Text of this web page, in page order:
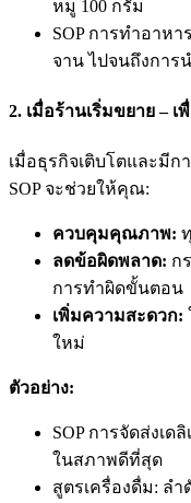
หมู 100 กรัม
SOP การทำอาห
จาน ไปจนถึงการ
2. เมื่อร้านเริ่มขยาย –
เมื่อธุรกิจเติบโตและมี
SOP จะช่วยให้คุณ:
ควบคุมคุณภาพ:
ลดข้อผิดพลาด: ก
การทำผิดขั้นตอน
เพิ่มความสะดวก:
ใหม่
ตัวอย่าง:
SOP การจัดส่งเ
ในสภาพดีที่สุด
สูตรเครื่องดื่ม: ล